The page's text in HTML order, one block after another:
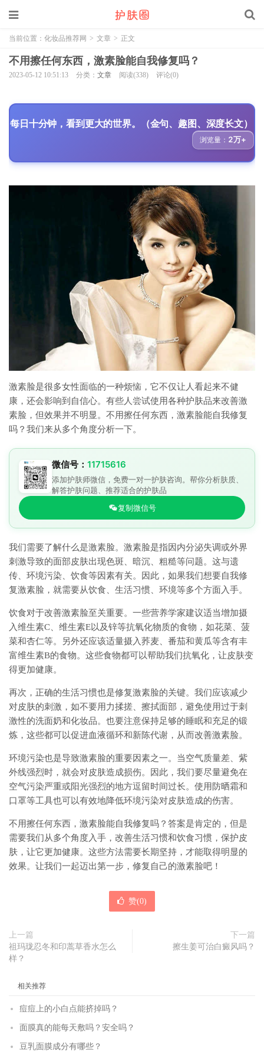
当前位置： 化妆品推荐网 > 文章 > 正文
不用擦任何东西，激素脸能自我修复吗？
2023-05-12 10:51:13 分类： 文章 阅读(338) 评论(0)
每日十分钟，看到更大的世界。（金句、趣图、深度长文）
浏览量： 2万+
激素脸是很多女性面临的一种烦恼，它不仅让人看起来不健
康，还会影响到自信心。有些人尝试使用各种护肤品来改善激
素脸，但效果并不明显。不用擦任何东西，激素脸能自我修复
吗？我们来从多个角度分析一下。
微信号： 11715616
添加护肤师微信，免费一对一护肤咨询。帮你分析肤质、
解答护肤问题、推荐适合的护肤品
复制微信号
我们需要了解什么是激素脸。激素脸是指因内分泌失调或外界
刺激导致的面部皮肤出现色斑、暗沉、粗糙等问题。这与遗
传、环境污染、饮食等因素有关。因此，如果我们想要自我修
复激素脸，就需要从饮食、生活习惯、环境等多个方面入手。
饮食对于改善激素脸至关重要。一些营养学家建议适当增加摄
入维生素C、维生素E以及锌等抗氧化物质的食物，如花菜、菠
菜和杏仁等。另外还应该适量摄入荞麦、番茄和黄瓜等含有丰
富维生素B的食物。这些食物都可以帮助我们抗氧化，让皮肤变
得更加健康。
再次，正确的生活习惯也是修复激素脸的关键。我们应该减少
对皮肤的刺激，如不要用力揉搓、擦拭面部，避免使用过于刺
激性的洗面奶和化妆品。也要注意保持足够的睡眠和充足的锻
炼，这些都可以促进血液循环和新陈代谢，从而改善激素脸。
环境污染也是导致激素脸的重要因素之一。当空气质量差、紫
外线强烈时，就会对皮肤造成损伤。因此，我们要尽量避免在
空气污染严重或阳光强烈的地方逗留时间过长。使用防晒霜和
口罩等工具也可以有效地降低环境污染对皮肤造成的伤害。
不用擦任何东西，激素脸能自我修复吗？答案是肯定的，但是
需要我们从多个角度入手，改善生活习惯和饮食习惯，保护皮
肤，让它更加健康。这些方法需要长期坚持，才能取得明显的
效果。让我们一起迈出第一步，修复自己的激素脸吧！
赞(0)
上一篇
祖玛珑忍冬和印蒿草香水怎么
样？
下一篇
擦生姜可治白癜风吗？
相关推荐
痘痘上的小白点能挤掉吗？
面膜真的能每天敷吗？安全吗？
豆乳面膜成分有哪些？